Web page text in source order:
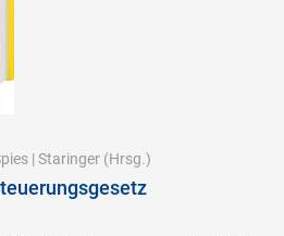
| Staringer (Hrsg.)